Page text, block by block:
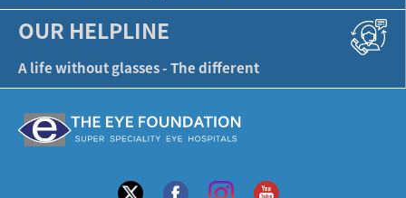
OUR HELPLINE
A life without glasses - The different